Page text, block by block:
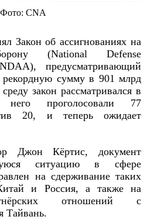
Фото: CNA
Закон об ассигнованиях на
(National Defense
), предусматривающий
рекордную сумму в 901 млрд
закон рассматривался в
проголосовали 77
20, и теперь ожидает
Джон Кёртис, документ
ситуацию в сфере
на сдерживание таких
и Россия, а также на
отношений с
Тайвань.